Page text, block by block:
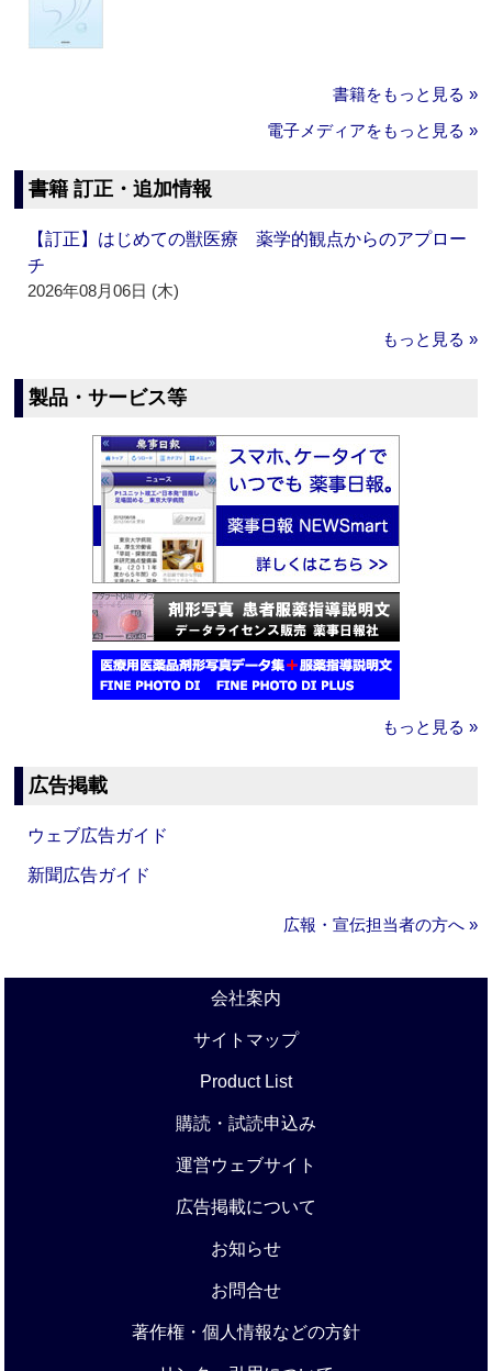
書籍をもっと見る »
電子メディアをもっと見る »
書籍 訂正・追加情報
【訂正】はじめての獣医療 薬学的観点からのアプロー
チ
2026年08月06日 (木)
もっと見る »
製品・サービス等
もっと見る »
広告掲載
ウェブ広告ガイド
新聞広告ガイド
広報・宣伝担当者の方へ »
会社案内
サイトマップ
Product List
購読・試読申込み
運営ウェブサイト
広告掲載について
お知らせ
お問合せ
著作権・個人情報などの方針